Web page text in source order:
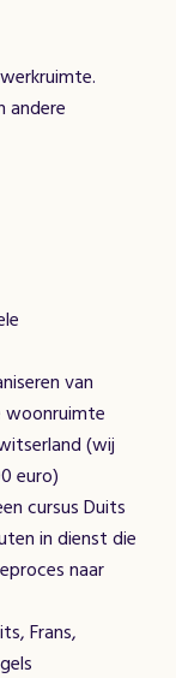
andere
van
woonruimte
(wij
euro)
cursus Duits
in dienst die
naar
Frans,